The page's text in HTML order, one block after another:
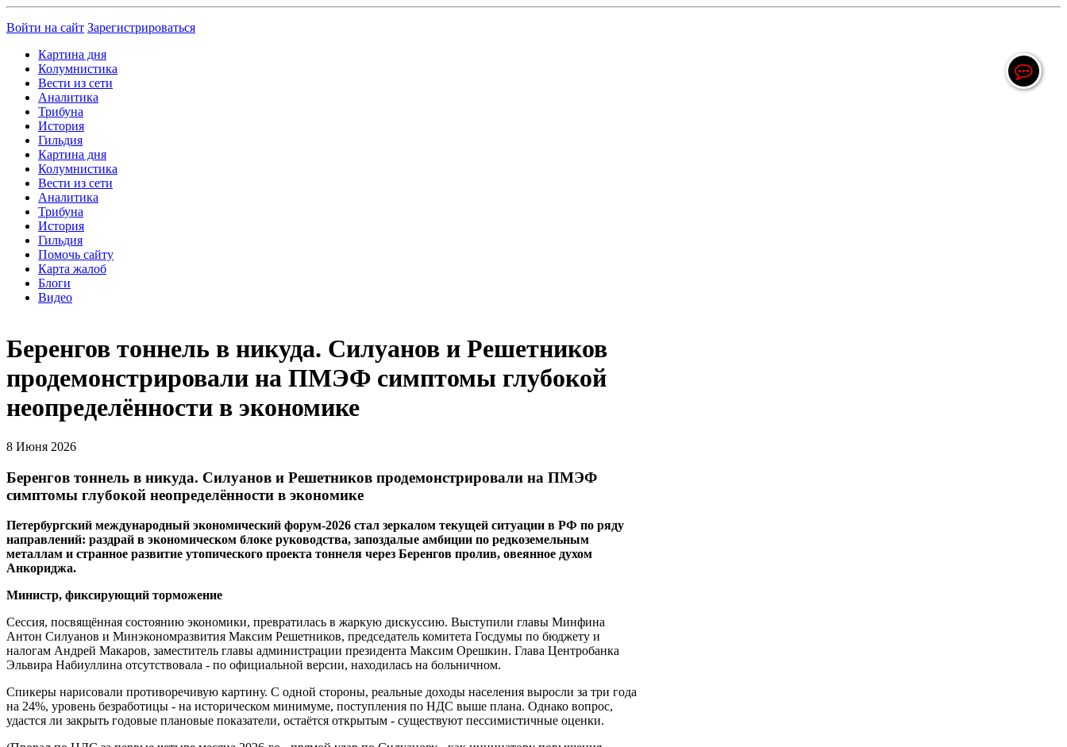
Войти на сайт Зарегистрироваться
Картина дня
Колумнистика
Вести из сети
Аналитика
Трибуна
История
Гильдия
Картина дня
Колумнистика
Вести из сети
Аналитика
Трибуна
История
Гильдия
Помочь сайту
Карта жалоб
Блоги
Видео
Беренгов тоннель в никуда. Силуанов и Решетников
продемонстрировали на ПМЭФ симптомы глубокой
неопределённости в экономике
8 Июня 2026
Беренгов тоннель в никуда. Силуанов и Решетников продемонстрировали на ПМЭФ
симптомы глубокой неопределённости в экономике
Петербургский международный экономический форум-2026 стал зеркалом текущей ситуации в РФ по ряду
направлений: раздрай в экономическом блоке руководства, запоздалые амбиции по редкоземельным
металлам и странное развитие утопического проекта тоннеля через Беренгов пролив, овеянное духом
Анкориджа.
Министр, фиксирующий торможение
Сессия, посвящённая состоянию экономики, превратилась в жаркую дискуссию. Выступили главы Минфина
Антон Силуанов и Минэкономразвития Максим Решетников, председатель комитета Госдумы по бюджету и
налогам Андрей Макаров, заместитель главы администрации президента Максим Орешкин. Глава Центробанка
Эльвира Набиуллина отсутствовала - по официальной версии, находилась на больничном.
Спикеры нарисовали противоречивую картину. С одной стороны, реальные доходы населения выросли за три года
на 24%, уровень безработицы - на историческом минимуме, поступления по НДС выше плана. Однако вопрос,
удастся ли закрыть годовые плановые показатели, остаётся открытым - существуют пессимистичные оценки.